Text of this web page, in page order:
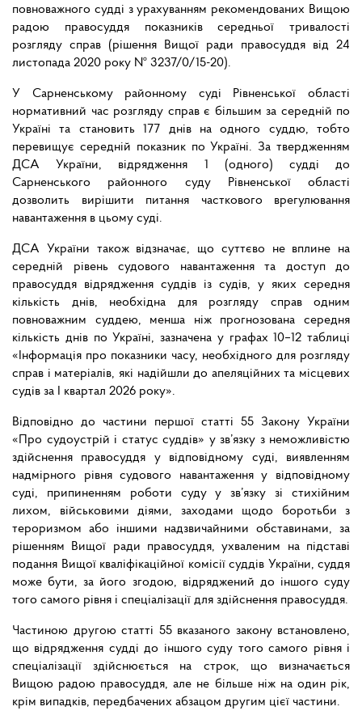
повноважного судді з урахуванням рекомендованих Вищою
радою правосуддя показників середньої тривалості
розгляду справ (рішення Вищої ради правосуддя від 24
листопада 2020 року № 3237/0/15-20).
У Сарненському районному суді Рівненської області
нормативний час розгляду справ є більшим за середній по
Україні та становить 177 днів на одного суддю, тобто
перевищує середній показник по Україні. За твердженням
ДСА України, відрядження 1 (одного) судді до
Сарненського районного суду Рівненської області
дозволить вирішити питання часткового врегулювання
навантаження в цьому суді.
ДСА України також відзначає, що суттєво не вплине на
середній рівень судового навантаження та доступ до
правосуддя відрядження суддів із судів, у яких середня
кількість днів, необхідна для розгляду справ одним
повноважним суддею, менша ніж прогнозована середня
кількість днів по Україні, зазначена у графах 10–12 таблиці
«Інформація про показники часу, необхідного для розгляду
справ і матеріалів, які надійшли до апеляційних та місцевих
судів за І квартал 2026 року».
Відповідно до частини першої статті 55 Закону України
«Про судоустрій і статус суддів» у зв’язку з неможливістю
здійснення правосуддя у відповідному суді, виявленням
надмірного рівня судового навантаження у відповідному
суді, припиненням роботи суду у зв’язку зі стихійним
лихом, військовими діями, заходами щодо боротьби з
тероризмом або іншими надзвичайними обставинами, за
рішенням Вищої ради правосуддя, ухваленим на підставі
подання Вищої кваліфікаційної комісії суддів України, суддя
може бути, за його згодою, відряджений до іншого суду
того самого рівня і спеціалізації для здійснення правосуддя.
Частиною другою статті 55 вказаного закону встановлено,
що відрядження судді до іншого суду того самого рівня і
спеціалізації здійснюється на строк, що визначається
Вищою радою правосуддя, але не більше ніж на один рік,
крім випадків, передбачених абзацом другим цієї частини.